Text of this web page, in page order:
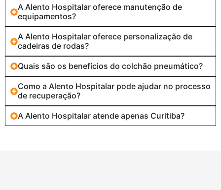
A Alento Hospitalar oferece manutenção de
equipamentos?
A Alento Hospitalar oferece personalização de
cadeiras de rodas?
Quais são os benefícios do colchão pneumático?
Como a Alento Hospitalar pode ajudar no processo
de recuperação?
A Alento Hospitalar atende apenas Curitiba?